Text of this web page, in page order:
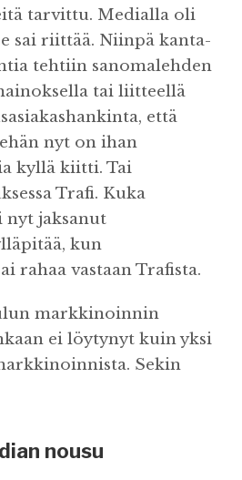
tarvittu. Medialla oli
sai riittää. Niinpä kanta-
tehtiin sanomalehden
tai liitteellä
että
nyt on ihan
kyllä kiitti. Tai
Trafi. Kuka
nyt jaksanut
kun
rahaa vastaan Trafista.
markkinoinnin
ei löytynyt kuin yksi
Sekin
nousu